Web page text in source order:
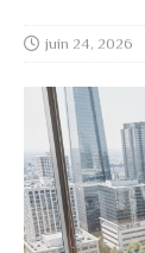
juin 24, 2026